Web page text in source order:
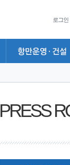
로그인
PRESS